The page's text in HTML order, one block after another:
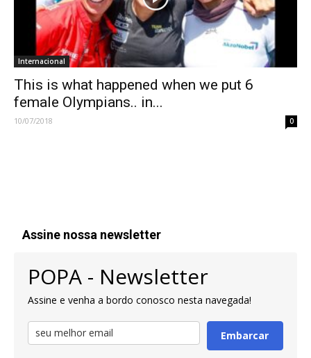
Internacional
This is what happened when we put 6
female Olympians.. in...
10/07/2018 0
Assine nossa newsletter
POPA - Newsletter
Assine e venha a bordo conosco nesta navegada!
Embarcar